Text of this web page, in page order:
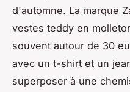
d'automne. La marque
vestes teddy en
souvent autour de 30
avec un t-shirt et un
superposer à une